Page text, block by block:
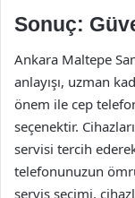
Sonuç:
Ankara Maltepe
anlayışı, uzman
önem ile cep
seçenektir.
servisi tercih
telefonunuzun
servis seçimi,